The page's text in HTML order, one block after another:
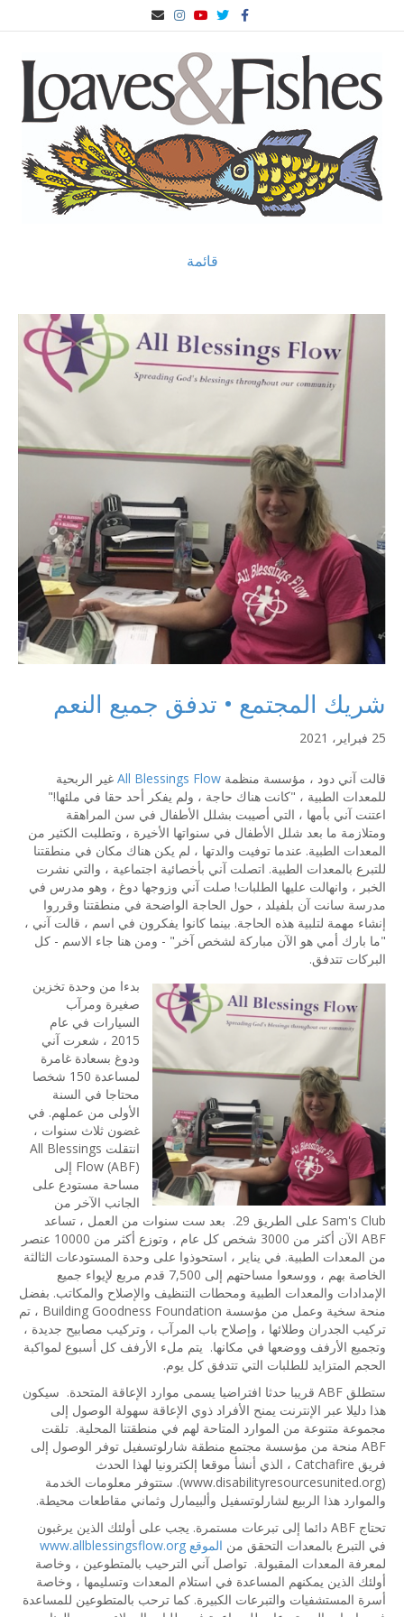
س
و
ت
ر
ي
د
ت
و
ب
س
غ
ر
ا
ب
د
ل
إ
ك
ت
ر
و
ن
ي
قائمة
شريك المجتمع • تدفق جميع النعم
25 فبراير، 2021
قالت آني دود ، مؤسسة منظمة All Blessings Flow غير الربحية
للمعدات الطبية ، "كانت هناك حاجة ، ولم يفكر أحد حقا في ملئها!"
اعتنت آني بأمها ، التي أصيبت بشلل الأطفال في سن المراهقة
ومتلازمة ما بعد شلل الأطفال في سنواتها الأخيرة ، وتطلبت الكثير من
المعدات الطبية. عندما توفيت والدتها ، لم يكن هناك مكان في منطقتنا
للتبرع بالمعدات الطبية. اتصلت آني بأخصائية اجتماعية ، والتي نشرت
الخبر ، وانهالت عليها الطلبات! صلت آني وزوجها دوغ ، وهو مدرس في
مدرسة سانت آن بلفيلد ، حول الحاجة الواضحة في منطقتنا وقرروا
إنشاء مهمة لتلبية هذه الحاجة. بينما كانوا يفكرون في اسم ، قالت آني ،
"ما بارك أمي هو الآن مباركة لشخص آخر" - ومن هنا جاء الاسم - كل
البركات تتدفق.
بدءا من وحدة تخزين
صغيرة ومرآب
السيارات في عام
2015 ، شعرت آني
ودوغ بسعادة غامرة
لمساعدة 150 شخصا
محتاجا في السنة
الأولى من عملهم. في
غضون ثلاث سنوات ،
انتقلت All Blessings
Flow (ABF) إلى
مساحة مستودع على
الجانب الآخر من
Sam's Club على الطريق 29. بعد ست سنوات من العمل ، تساعد
ABF الآن أكثر من 3000 شخص كل عام ، وتوزع أكثر من 10000 عنصر
من المعدات الطبية. في يناير ، استحوذوا على وحدة المستودعات الثالثة
الخاصة بهم ، ووسعوا مساحتهم إلى 7,500 قدم مربع لإيواء جميع
الإمدادات والمعدات الطبية ومحطات التنظيف والإصلاح والمكاتب. بفضل
منحة سخية وعمل من مؤسسة Building Goodness Foundation ، تم
تركيب الجدران وطلائها ، وإصلاح باب المرآب ، وتركيب مصابيح جديدة ،
وتجميع الأرفف ووضعها في مكانها. يتم ملء الأرفف كل أسبوع لمواكبة
الحجم المتزايد للطلبات التي تتدفق كل يوم.
ستطلق ABF قريبا حدثا افتراضيا يسمى موارد الإعاقة المتحدة. سيكون
هذا دليلا عبر الإنترنت يمنح الأفراد ذوي الإعاقة سهولة الوصول إلى
مجموعة متنوعة من الموارد المتاحة لهم في منطقتنا المحلية. تلقت
ABF منحة من مؤسسة مجتمع منطقة شارلوتسفيل توفر الوصول إلى
فريق Catchafire ، الذي أنشأ موقعا إلكترونيا لهذا الحدث
(www.disabilityresourcesunited.org). ستتوفر معلومات الخدمة
والموارد هذا الربيع لشارلوتسفيل وألبيمارل وثماني مقاطعات محيطة.
تحتاج ABF دائما إلى تبرعات مستمرة. يجب على أولئك الذين يرغبون
في التبرع بالمعدات التحقق من الموقع www.allblessingsflow.org
لمعرفة المعدات المقبولة. تواصل آني الترحيب بالمتطوعين ، وخاصة
أولئك الذين يمكنهم المساعدة في استلام المعدات وتسليمها ، وخاصة
أسرة المستشفيات والتبرعات الكبيرة. كما ترحب بالمتطوعين للمساعدة